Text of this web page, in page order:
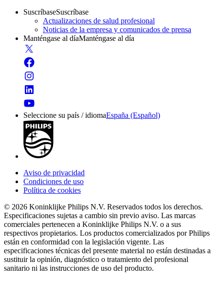
SuscríbaseSuscríbase
Actualizaciones de salud profesional
Noticias de la empresa y comunicados de prensa
Manténgase al díaManténgase al día
Seleccione su país / idiomaEspaña (Español)
Aviso de privacidad
Condiciones de uso
Política de cookies
© 2026 Koninklijke Philips N.V. Reservados todos los derechos.
Especificaciones sujetas a cambio sin previo aviso. Las marcas
comerciales pertenecen a Koninklijke Philips N.V. o a sus
respectivos propietarios. Los productos comercializados por Philips
están en conformidad con la legislación vigente. Las
especificaciones técnicas del presente material no están destinadas a
sustituir la opinión, diagnóstico o tratamiento del profesional
sanitario ni las instrucciones de uso del producto.